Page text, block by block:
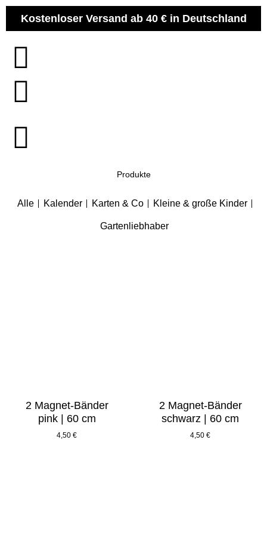
Zum
springen
Kostenloser Versand ab 40 € in Deutschland
Produkte
Alle Kalender Karten & Co Kleine & große Kinder
Gartenliebhaber
2 Magnet-Bänder
pink | 60 cm
4,50 €
2 Magnet-Bänder
schwarz | 60 cm
4,50 €